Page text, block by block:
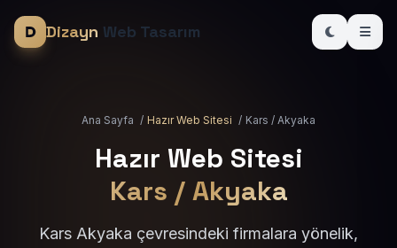
Dizayn Web Tasarım
Ana Sayfa / Hazır Web Sitesi / Kars / Akyaka
Hazır Web Sitesi
Kars / Akyaka
Kars Akyaka çevresindeki firmalara yönelik,